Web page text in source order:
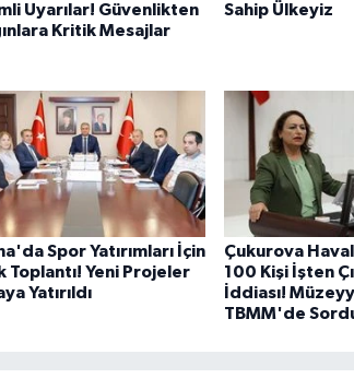
Uyarılar! Güvenlikten
Kritik Mesajlar
Sahip Ülkeyiz
Spor Yatırımları İçin
Toplantı! Yeni Projeler
Yatırıldı
Çukurova
100 Kişi İşten
İddiası!
TBMM'de